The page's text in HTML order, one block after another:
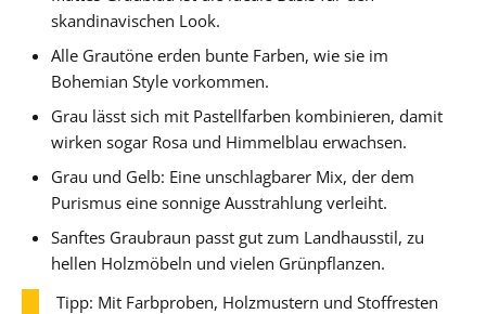
skandinavischen Look.
Alle Grautöne erden bunte Farben, wie sie im
Bohemian Style vorkommen.
Grau lässt sich mit Pastellfarben kombinieren, damit
wirken sogar Rosa und Himmelblau erwachsen.
Grau und Gelb: Eine unschlagbarer Mix, der dem
Purismus eine sonnige Ausstrahlung verleiht.
Sanftes Graubraun passt gut zum Landhausstil, zu
hellen Holzmöbeln und vielen Grünpflanzen.
Tipp: Mit Farbproben, Holzmustern und Stoffresten